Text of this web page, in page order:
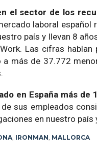
el sector de los
laboral
país y llevan 8
Las cifras
más de 37.772
en España más
sus empleados
en nuestro
, IRONMAN, MALLORCA